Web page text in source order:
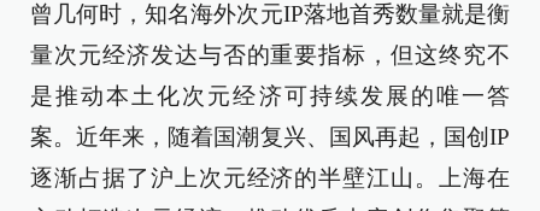
曾几何时，知名海外次元IP落地首秀数量就是衡
量次元经济发达与否的重要指标，但这终究不
是推动本土化次元经济可持续发展的唯一答
案。近年来，随着国潮复兴、国风再起，国创IP
逐渐占据了沪上次元经济的半壁江山。上海在